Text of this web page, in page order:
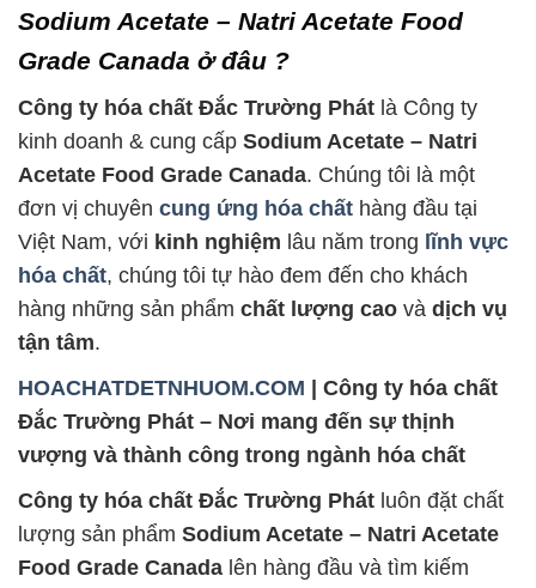
Sodium Acetate – Natri Acetate Food
Grade Canada ở đâu ?
Công ty hóa chất Đắc Trường Phát là Công ty
kinh doanh & cung cấp Sodium Acetate – Natri
Acetate Food Grade Canada. Chúng tôi là một
đơn vị chuyên cung ứng hóa chất hàng đầu tại
Việt Nam, với kinh nghiệm lâu năm trong lĩnh vực
hóa chất, chúng tôi tự hào đem đến cho khách
hàng những sản phẩm chất lượng cao và dịch vụ
tận tâm.
HOACHATDETNHUOM.COM | Công ty hóa chất
Đắc Trường Phát – Nơi mang đến sự thịnh
vượng và thành công trong ngành hóa chất
Công ty hóa chất Đắc Trường Phát luôn đặt chất
lượng sản phẩm Sodium Acetate – Natri Acetate
Food Grade Canada lên hàng đầu và tìm kiếm